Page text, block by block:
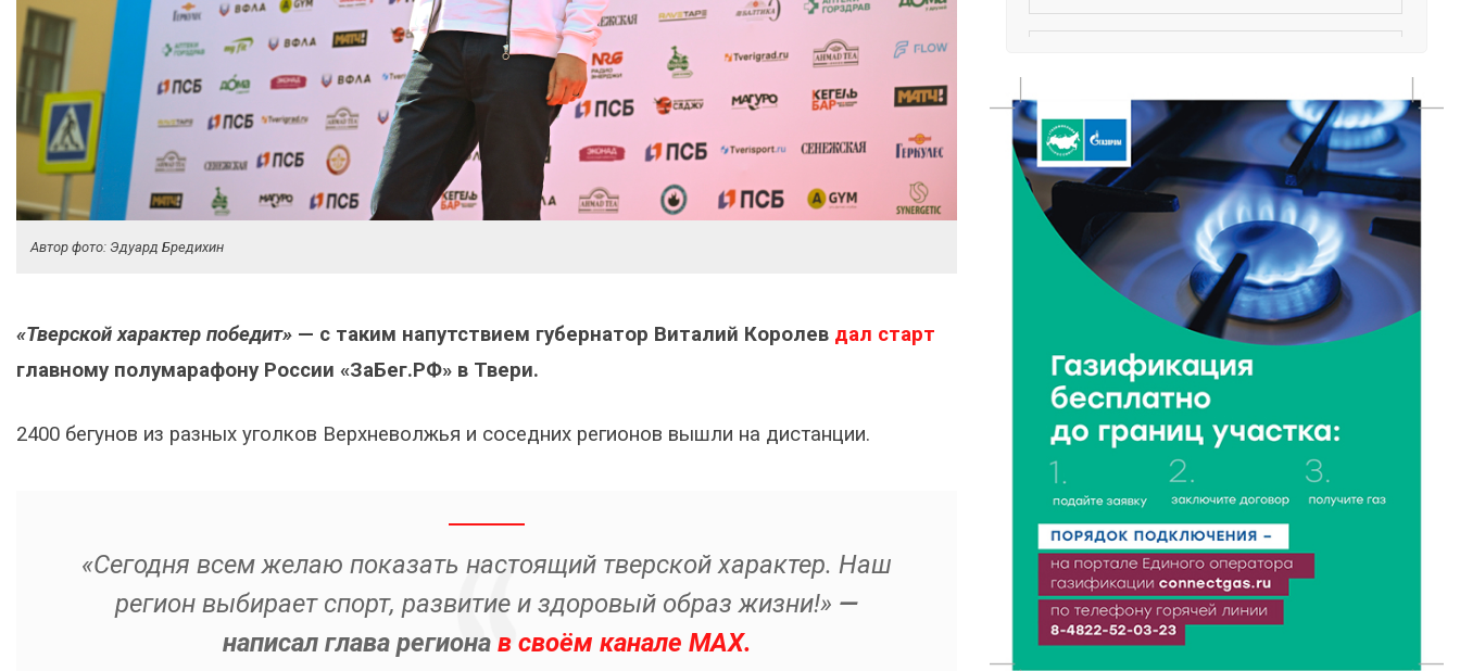
Автор фото: Эдуард Бредихин
«Тверской характер победит» — с таким напутствием губернатор Виталий Королев дал старт
главному полумарафону России «ЗаБег.РФ» в Твери.
2400 бегунов из разных уголков Верхневолжья и соседних регионов вышли на дистанции.
«Сегодня всем желаю показать настоящий тверской характер. Наш
регион выбирает спорт, развитие и здоровый образ жизни!» —
написал глава региона в своём канале MAX.
ребенка видимым для водителей в любую погоду
6 Авг 2026 21:15 303
Водителям региона напоминают о правилах
перевозки детей в машине
6 Авг 2026 21:01 340
Триумф на воде: Тверская область взяла 13 медалей
и командный зачёт первенства России по гребле
6 Авг 2026 20:01 489
Тверские школьники покорили Дальний Восток:
итоги смены в ВДЦ «Океан»
6 Авг 2026 19:01
Забота о пациентах и врачах: в ГКБ №7 стало ещё
комфортнее
6 Авг 2026 18:18 349